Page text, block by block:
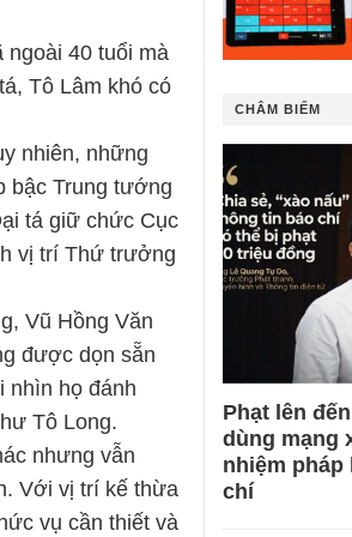
ngoài 40 tuổi mà
Tô Lâm khó có
nhiên, những
bậc Trung tướng
tá giữ chức Cục
vị trí Thứ trưởng
Vũ Hồng Văn
được dọn sẵn
nhìn họ đánh
Tô Long.
nhưng vẫn
Với vị trí kế thừa
vụ cần thiết và
CHÂM BIẾM
Phạt lên
dùng mạng
nhiệm pháp
chí